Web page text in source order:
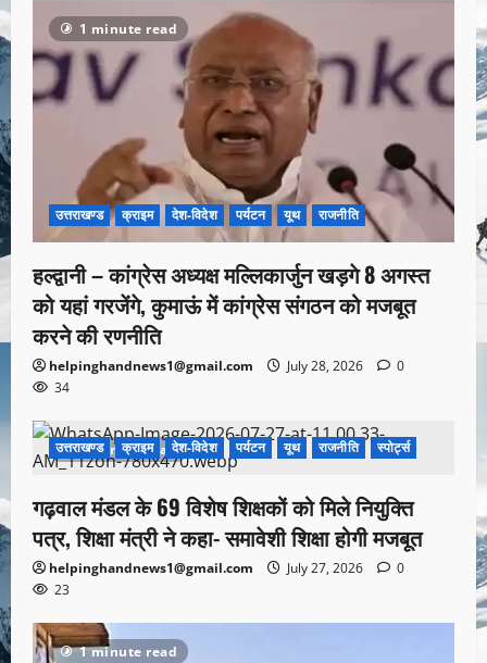
1 minute read
उत्तराखण्ड क्राइम देश-विदेश पर्यटन यूथ राजनीति
हल्द्वानी – कांग्रेस अध्यक्ष मल्लिकार्जुन खड़गे 8 अगस्त
को यहां गरजेंगे, कुमाऊं में कांग्रेस संगठन को मजबूत
करने की रणनीति
helpinghandnews1@gmail.com July 28, 2026
0
34
1 minute read
उत्तराखण्ड क्राइम देश-विदेश पर्यटन यूथ राजनीति स्पोर्ट्स
गढ़वाल मंडल के 69 विशेष शिक्षकों को मिले नियुक्ति
पत्र, शिक्षा मंत्री ने कहा- समावेशी शिक्षा होगी मजबूत
helpinghandnews1@gmail.com July 27, 2026
0
23
1 minute read